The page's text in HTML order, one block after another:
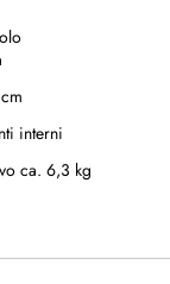
interni
ca. 6,3 kg